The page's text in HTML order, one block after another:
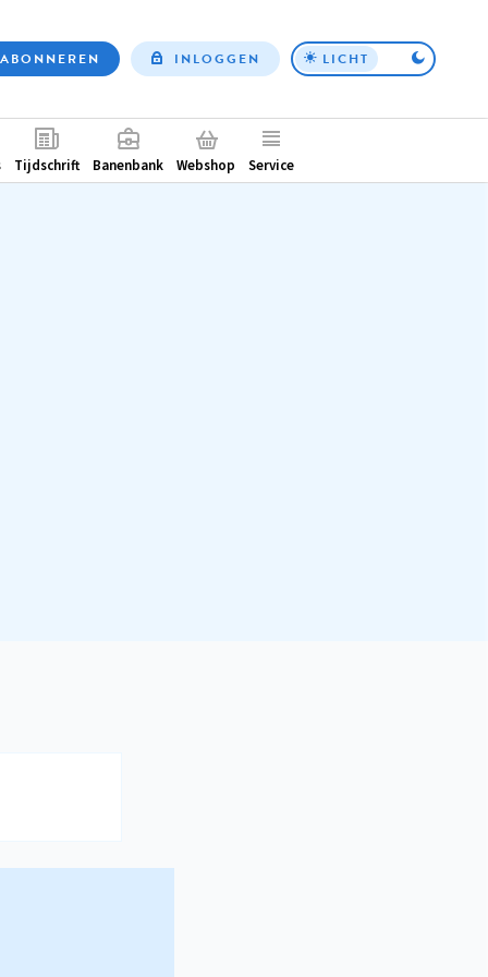
Top
ABONNEREN INLOGGEN LICHT
Tijdschrift Banenbank Webshop Service